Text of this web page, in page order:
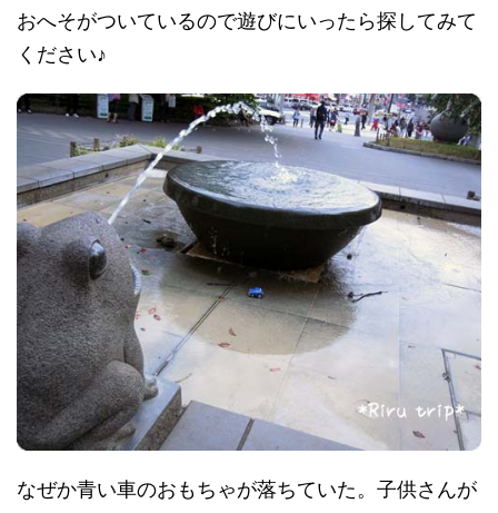
おへそがついているので遊びにいったら探してみて
ください♪
なぜか青い車のおもちゃが落ちていた。子供さんが